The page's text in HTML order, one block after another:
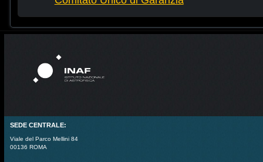
SEDE CENTRALE:
Viale del Parco Mellini 84
00136 ROMA